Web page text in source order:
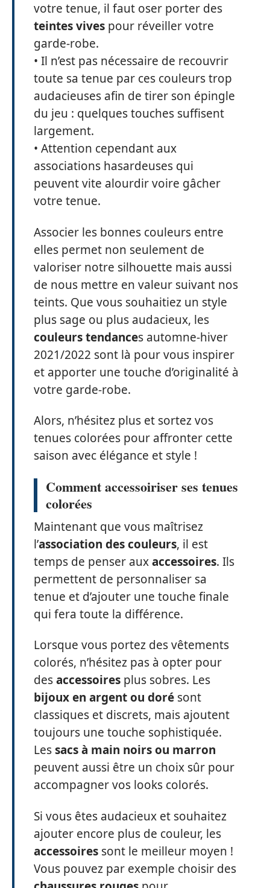
votre tenue, il faut oser porter des
teintes vives pour réveiller votre
garde-robe.
• Il n’est pas nécessaire de recouvrir
toute sa tenue par ces couleurs trop
audacieuses afin de tirer son épingle
du jeu : quelques touches suffisent
largement.
• Attention cependant aux
associations hasardeuses qui
peuvent vite alourdir voire gâcher
votre tenue.
Associer les bonnes couleurs entre
elles permet non seulement de
valoriser notre silhouette mais aussi
de nous mettre en valeur suivant nos
teints. Que vous souhaitiez un style
plus sage ou plus audacieux, les
couleurs tendances automne-hiver
2021/2022 sont là pour vous inspirer
et apporter une touche d’originalité à
votre garde-robe.
Alors, n’hésitez plus et sortez vos
tenues colorées pour affronter cette
saison avec élégance et style !
Comment accessoiriser ses tenues
colorées
Maintenant que vous maîtrisez
l’association des couleurs, il est
temps de penser auxaccessoires. Ils
permettent de personnaliser sa
tenue et d’ajouter une touche finale
qui fera toute la différence.
Lorsque vous portez des vêtements
colorés, n’hésitez pas à opter pour
desaccessoires plus sobres. Les
bijoux en argent ou doré sont
classiques et discrets, mais ajoutent
toujours une touche sophistiquée.
Lessacs à main noirs ou marron
peuvent aussi être un choix sûr pour
accompagner vos looks colorés.
Si vous êtes audacieux et souhaitez
ajouter encore plus de couleur, les
accessoires sont le meilleur moyen !
Vous pouvez par exemple choisir des